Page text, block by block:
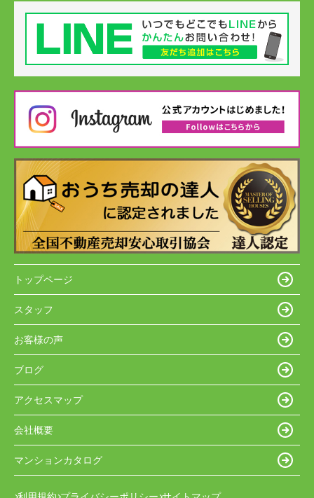
トップページ
スタッフ
お客様の声
ブログ
アクセスマップ
会社概要
マンションカタログ